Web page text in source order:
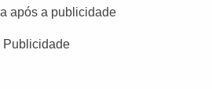
após a publicidade
Publicidade